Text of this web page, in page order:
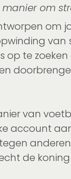
om
om
op te
van
account
de